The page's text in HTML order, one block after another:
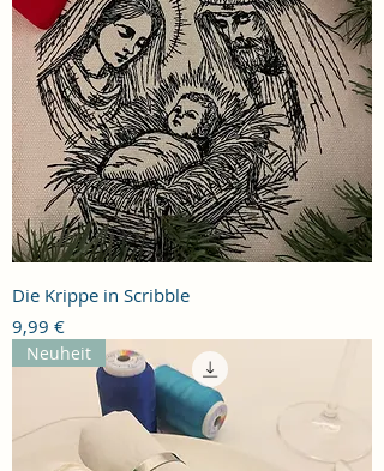
Die Krippe in Scribble
Preis
9,99 €
Neuheit